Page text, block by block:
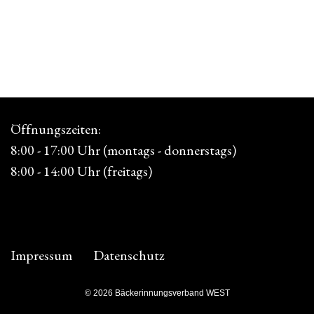
Öffnungszeiten:
8:00 - 17:00 Uhr (montags - donnerstags)
8:00 - 14:00 Uhr (freitags)
Impressum Datenschutz
© 2026 Bäckerinnungsverband WEST